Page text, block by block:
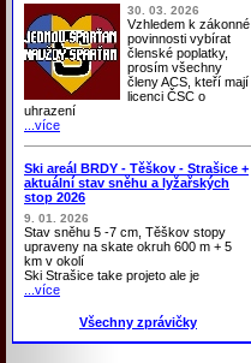
30. 03. 2026
Vzhledem k zákonné
povinnosti vybírat
členské poplatky,
prosím všechny
členy ACS, kteří mají
licenci ČSC o
uhrazení
...více
Ski areál BRDY - Těškov - Strašice +
aktuální stav sněhu a lyžařských
stop 2026
9. 01. 2026
Stav sněhu 5 -7 cm, Těškov stopy
upraveny na skate okruh 600 m + 5
km v okolí
Ski Strašice take projeto ale je
...více
Všechny zprávičky